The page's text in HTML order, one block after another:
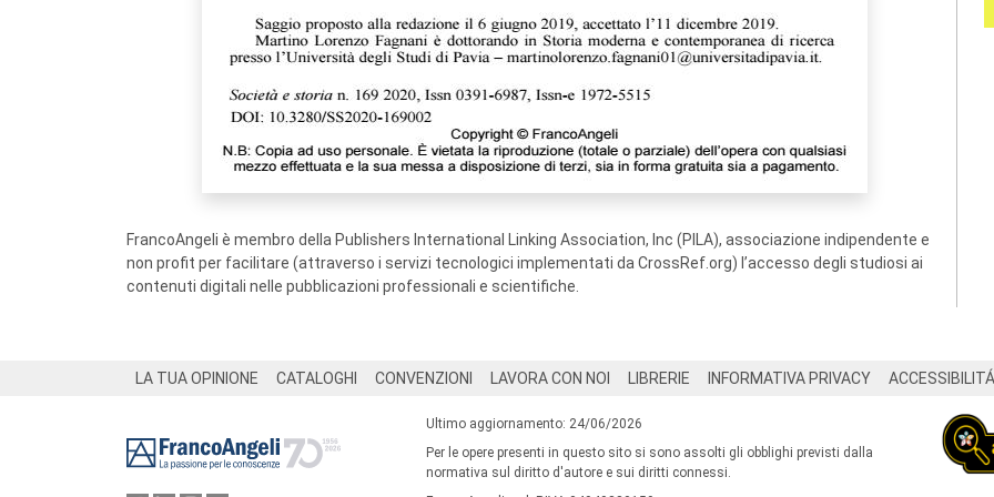
FrancoAngeli è membro della Publishers International Linking Association, Inc (PILA), associazione indipendente e
non profit per facilitare (attraverso i servizi tecnologici implementati da CrossRef.org) l’accesso degli studiosi ai
contenuti digitali nelle pubblicazioni professionali e scientifiche.
LA TUA OPINIONE CATALOGHI CONVENZIONI LAVORA CON NOI LIBRERIE INFORMATIVA PRIVACY ACCESSIBILITÁ
Ultimo aggiornamento: 24/06/2026
Per le opere presenti in questo sito si sono assolti gli obblighi previsti dalla
normativa sul diritto d'autore e sui diritti connessi.